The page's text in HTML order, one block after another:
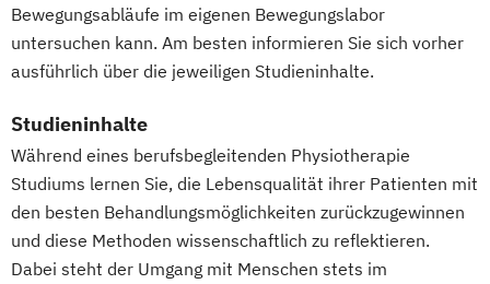
Bewegungsabläufe im eigenen Bewegungslabor
untersuchen kann. Am besten informieren Sie sich vorher
ausführlich über die jeweiligen Studieninhalte.
Studieninhalte
Während eines berufsbegleitenden Physiotherapie
Studiums lernen Sie, die Lebensqualität ihrer Patienten mit
den besten Behandlungsmöglichkeiten zurückzugewinnen
und diese Methoden wissenschaftlich zu reflektieren.
Dabei steht der Umgang mit Menschen stets im